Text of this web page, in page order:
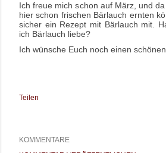
Ich freue mich schon auf März, und
hier schon frischen Bärlauch ernten
sicher ein Rezept mit Bärlauch mit.
ich Bärlauch liebe?
Ich wünsche Euch noch einen
Teilen
KOMMENTARE